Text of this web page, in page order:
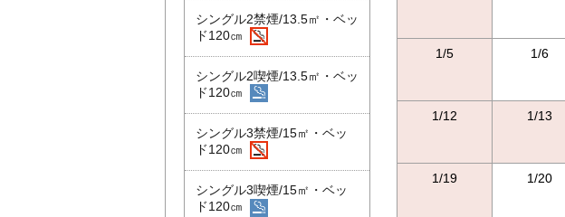
シングル2禁煙/13.5㎡・ベッ
ド120㎝
シングル2喫煙/13.5㎡・ベッ
ド120㎝
シングル3禁煙/15㎡・ベッ
ド120㎝
シングル3喫煙/15㎡・ベッ
ド120㎝
1/5 1/6
1/12 1/13
1/19 1/20